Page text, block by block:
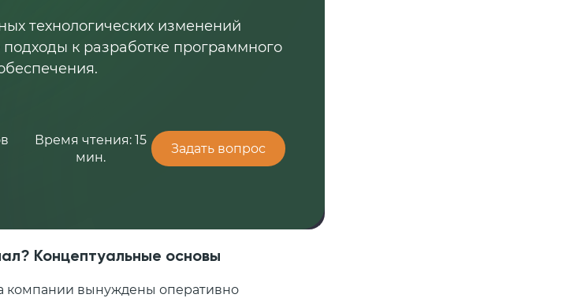
технологических изменений
к разработке программного
Время чтения: 15
мин.
Задать вопрос
Концептуальные основы
компании вынуждены оперативно